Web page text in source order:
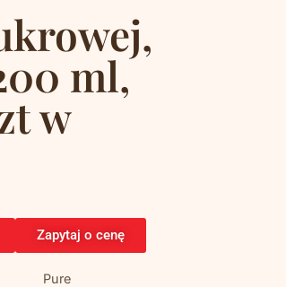
ml,
w
Zapytaj o cenę
Pure